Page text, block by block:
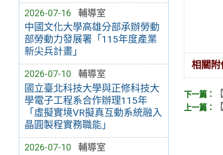
2026-07-16 輔導室
中國文化大學高雄分部承辦勞動
部勞動力發展署「115年度產業
新尖兵計畫」
2026-07-10 輔導室
國立臺北科技大學與正修科技大
學電子工程系合作辦理115年
「虛擬實境VR擬真互動系統融入
晶圓製程實務職能」
2026-07-10 輔導室
相關附